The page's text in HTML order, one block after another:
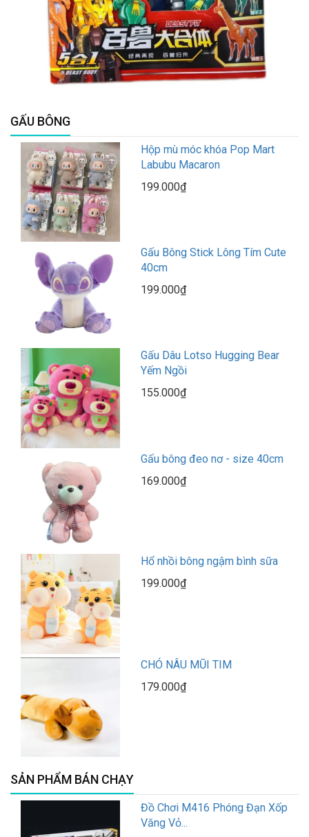
GẤU BÔNG
Hộp mù móc khóa Pop Mart
Labubu Macaron
199.000₫
Gấu Bông Stick Lông Tím Cute
40cm
199.000₫
Gấu Dâu Lotso Hugging Bear
Yếm Ngồi
155.000₫
Gấu bông đeo nơ - size 40cm
169.000₫
Hổ nhồi bông ngậm bình sữa
199.000₫
CHÓ NÂU MŨI TIM
179.000₫
SẢN PHẨM BÁN CHẠY
Đồ Chơi M416 Phóng Đạn Xốp
Văng Vỏ...